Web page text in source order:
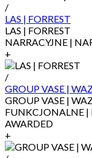
/
LAS | FORREST
LAS | FORREST
NARRACYJNE |
+
/
GROUP VASE |
GROUP VASE |
FUNKCJONALNE
AWARDED
+